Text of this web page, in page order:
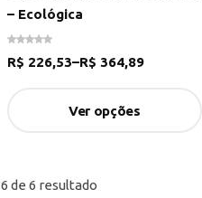
– Ecológica
R$ 226,53–R$ 364,89
Ver opções
6 de 6 resultado